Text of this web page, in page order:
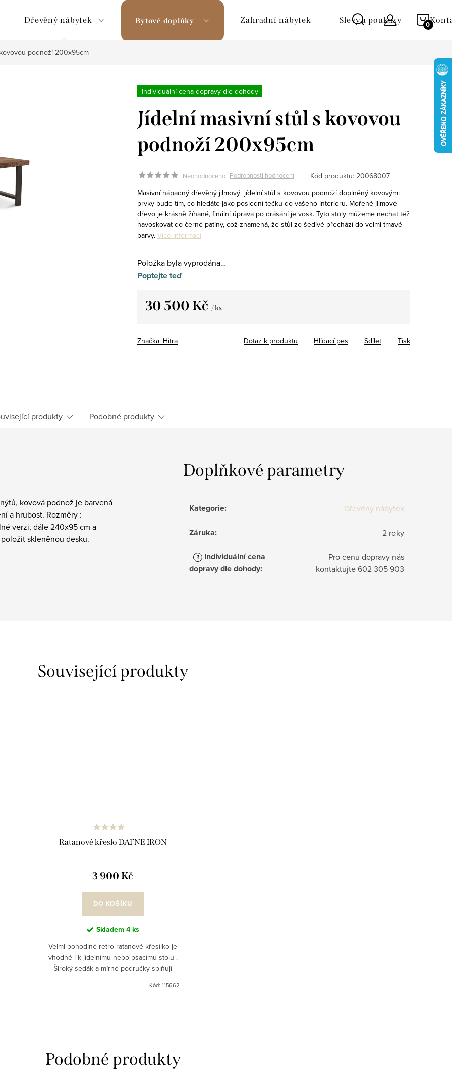
Dřevěný nábytek Bytové doplňky Zahradní nábytek Slevy a poukazy
podnoží 200x95cm
Individuální cena dopravy dle dohody
Jídelní masivní stůl s kovovou
podnoží 200x95cm
Neohodnoceno Podrobnosti hodnocení Kód produktu: 20068007
Masivní nápadný dřevěný jilmový jídelní stůl s kovovou podnoží doplněný kovovými
prvky bude tím, co hledáte jako poslední tečku do vašeho interieru. Mořené jilmové
dřevo je krásně žíhané, finální úprava po drásání je vosk. Tyto stoly můžeme nechat též
navoskovat do černé patiny, což znamená, že stůl ze šedivé přechází do velmi tmavé
barvy. Více informací
Položka byla vyprodána…
Poptejte teď
30 500 Kč / ks
Značka: Hitra Tisk
Dotaz k produktu Hlídací pes Sdílet
produkty Podobné produkty
kovová podnož je barvená
a hrubost. Rozměry :
verzi, dále 240x95 cm a
skleněnou desku.
Doplňkové parametry
Kategorie: Dřevěný nábytek
Záruka: 2 roky
?
Individuální cena
dopravy dle dohody:
Pro cenu dopravy nás
kontaktujte 602 305 903
Související produkty
Ratanové křeslo DAFNE IRON
3 900 Kč
DO KOŠÍKU
Skladem 4 ks
Velmi pohodlné retro ratanové křesílko je
vhodné i k jídelnímu nebo psacímu stolu .
Široký sedák a mírné područky splňují
Kód: 115662